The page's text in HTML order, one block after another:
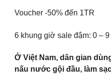
Voucher -50% đến 1TR
6 khung giờ sale đậm: 0 –
Ở Việt Nam, dân gian
nấu nước gội đầu, làm